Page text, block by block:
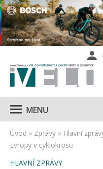
MENU
Úvod » Zprávy » Hlavní
Evropy v cyklokrosu
HLAVNÍ ZPRÁVY